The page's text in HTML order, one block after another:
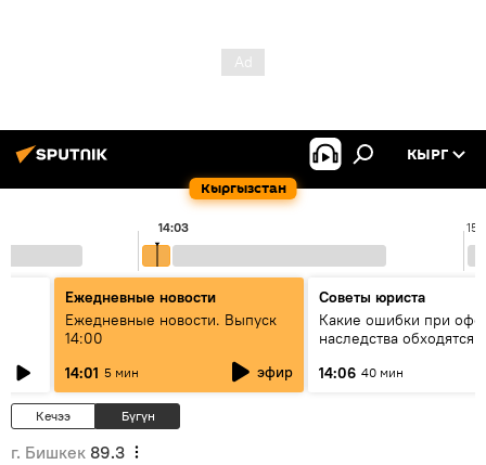
Кыргызстан
КЫРГ
14:03
Ежедневные новости
Ежедневные новости. Выпуск
14:00
14:01 5 мин эфир
Советы юриста
Какие ошибки при
наследства обходятся
14:06 40 мин
Кечээ Бүгүн
г. Бишкек 89.3